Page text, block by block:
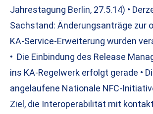
Jahrestagung Berlin, 27.5.14) •
Sachstand: Änderungsanträge zur
KA-Service-Erweiterung wurden
• Die Einbindung des Release
ins KA-Regelwerk erfolgt gerade •
angelaufene Nationale NFC-
Ziel, die Interoperabilität mit